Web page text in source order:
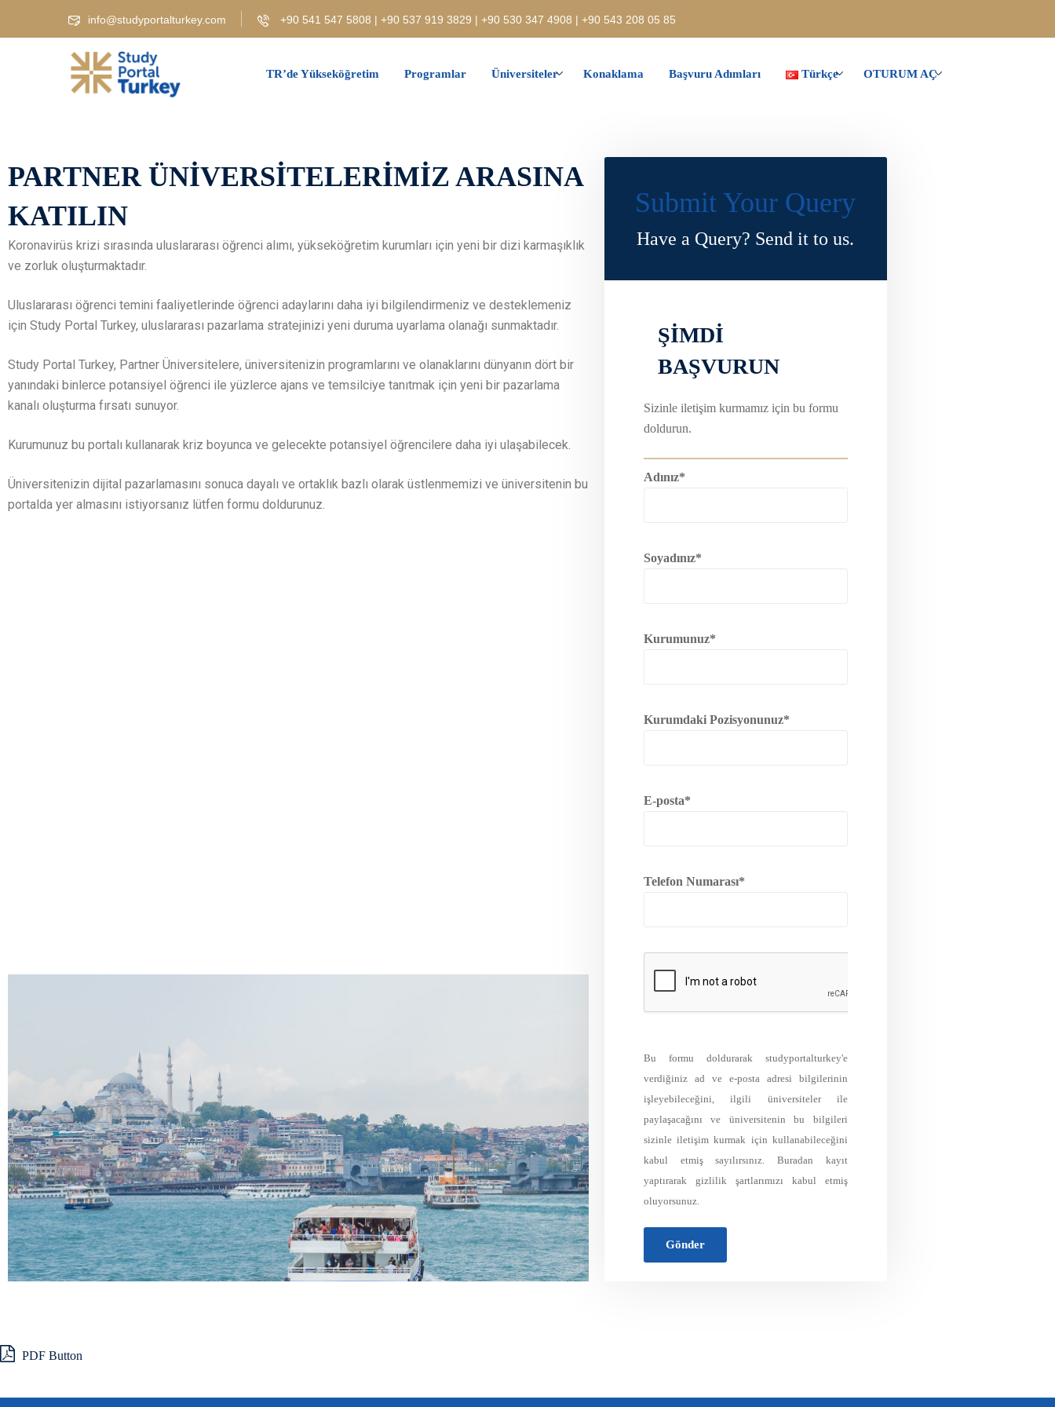
info@studyportalturkey.com +90 541 547 5808 | +90 537 919 3829 | +90 530 347 4908 | +90 543 208 05 85
TR’de Yükseköğretim Programlar Üniversiteler Konaklama Başvuru Adımları Türkçe OTURUM AÇ
PARTNER ÜNİVERSİTELERİMİZ ARASINA
KATILIN
Koronavirüs krizi sırasında uluslararası öğrenci alımı, yükseköğretim kurumları için yeni bir dizi karmaşıklık
ve zorluk oluşturmaktadır.
Uluslararası öğrenci temini faaliyetlerinde öğrenci adaylarını daha iyi bilgilendirmeniz ve desteklemeniz
için Study Portal Turkey, uluslararası pazarlama stratejinizi yeni duruma uyarlama olanağı sunmaktadır.
Study Portal Turkey, Partner Üniversitelere, üniversitenizin programlarını ve olanaklarını dünyanın dört bir
yanındaki binlerce potansiyel öğrenci ile yüzlerce ajans ve temsilciye tanıtmak için yeni bir pazarlama
kanalı oluşturma fırsatı sunuyor.
Kurumunuz bu portalı kullanarak kriz boyunca ve gelecekte potansiyel öğrencilere daha iyi ulaşabilecek.
Üniversitenizin dijital pazarlamasını sonuca dayalı ve ortaklık bazlı olarak üstlenmemizi ve üniversitenin bu
portalda yer almasını istiyorsanız lütfen formu doldurunuz.
Submit Your Query
Have a Query? Send it to us.
ŞİMDİ
BAŞVURUN
Sizinle iletişim kurmamız için bu formu
doldurun.
Adınız*
Soyadınız*
Kurumunuz*
Kurumdaki Pozisyonunuz*
E-posta*
Telefon Numarası*
Bu formu doldurarak studyportalturkey'e
verdiğiniz ad ve e-posta adresi bilgilerinin
işleyebileceğini, ilgili üniversiteler ile
paylaşacağını ve üniversitenin bu bilgileri
sizinle iletişim kurmak için kullanabileceğini
kabul etmiş sayılırsınız. Buradan kayıt
yaptırarak gizlilik şartlarımızı kabul etmiş
oluyorsunuz.
PDF Button